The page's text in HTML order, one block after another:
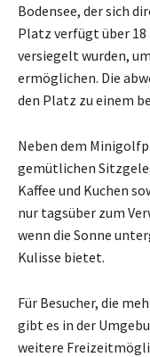
Bodensee, der sich
Platz verfügt über 18
versiegelt wurden,
ermöglichen. Die
den Platz zu einem
Neben dem
gemütlichen
Kaffee und Kuchen
nur tagsüber zum
wenn die Sonne
Kulisse bietet.
Für Besucher, die
gibt es in der
weitere